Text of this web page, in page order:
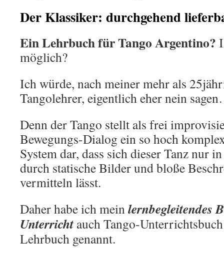
Der Klassiker: durchgehend
Ein Lehrbuch für Tango Argentino?
möglich?
Ich würde, nach meiner mehr als
Tangolehrer, eigentlich eher nein
Denn der Tango stellt als frei
Bewegungs-Dialog ein so hoch
System dar, dass sich dieser Tanz nur
durch statische Bilder und bloße
vermitteln lässt.
Daher habe ich meinlernbegleitendes
Unterrichtauch Tango-
Lehrbuch genannt.